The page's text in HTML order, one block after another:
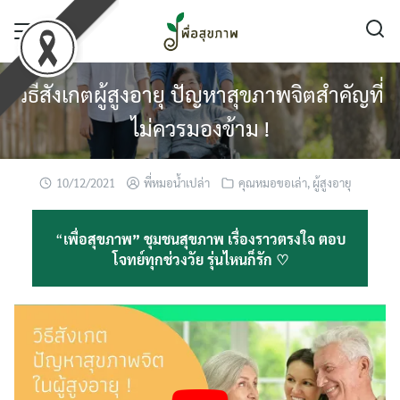
content
วิธีสังเกตผู้สูงอายุ ปัญหาสุขภาพจิตสำคัญที่
ไม่ควรมองข้าม !
10/12/2021 พี่หมอน้ำเปล่า คุณหมอขอเล่า, ผู้สูงอายุ
“เพื่อสุขภาพ” ชุมชนสุขภาพ เรื่องราวตรงใจ ตอบ
โจทย์ทุกช่วงวัย รุ่นไหนก็รัก ♡